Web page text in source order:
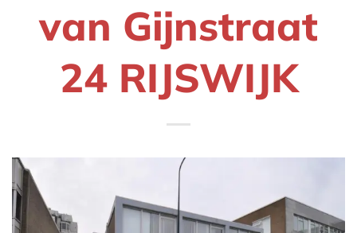
van Gijnstraat
24 RIJSWIJK